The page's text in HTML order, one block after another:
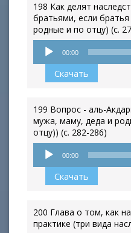
198 Как делят
братьями, если
родные и по отцу) (с.
Аудиоплеер
00:00
Скачать
199 Вопрос - аль-
мужа, маму, деда и
отцу)) (с. 282-286)
Аудиоплеер
00:00
Скачать
200 Глава о том, как
практике (три вида